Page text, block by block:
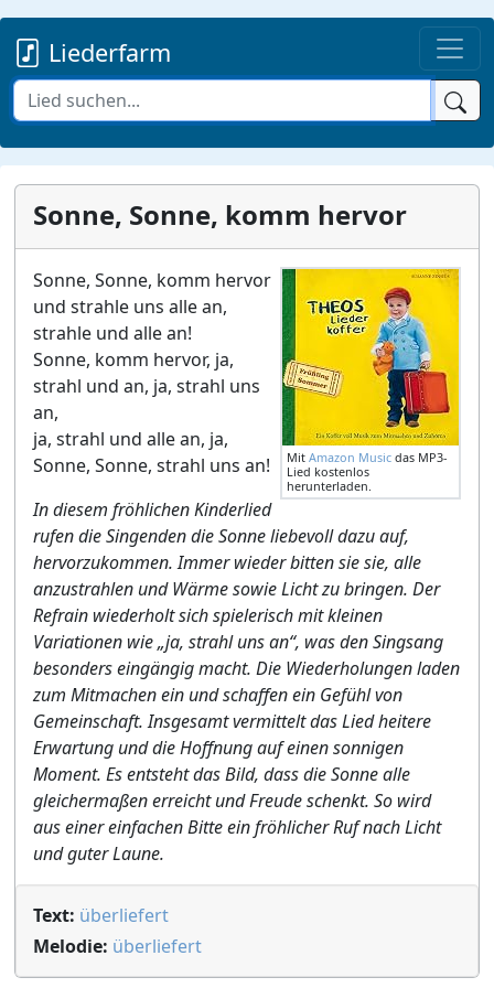
Liederfarm
Sonne, Sonne, komm hervor
Mit Amazon Music das MP3-
Lied kostenlos
herunterladen.
Sonne, Sonne, komm hervor
und strahle uns alle an,
strahle und alle an!
Sonne, komm hervor, ja,
strahl und an, ja, strahl uns
an,
ja, strahl und alle an, ja,
Sonne, Sonne, strahl uns an!
In diesem fröhlichen Kinderlied
rufen die Singenden die Sonne liebevoll dazu auf,
hervorzukommen. Immer wieder bitten sie sie, alle
anzustrahlen und Wärme sowie Licht zu bringen. Der
Refrain wiederholt sich spielerisch mit kleinen
Variationen wie „ja, strahl uns an“, was den Singsang
besonders eingängig macht. Die Wiederholungen laden
zum Mitmachen ein und schaffen ein Gefühl von
Gemeinschaft. Insgesamt vermittelt das Lied heitere
Erwartung und die Hoffnung auf einen sonnigen
Moment. Es entsteht das Bild, dass die Sonne alle
gleichermaßen erreicht und Freude schenkt. So wird
aus einer einfachen Bitte ein fröhlicher Ruf nach Licht
und guter Laune.
Text: überliefert
Melodie: überliefert